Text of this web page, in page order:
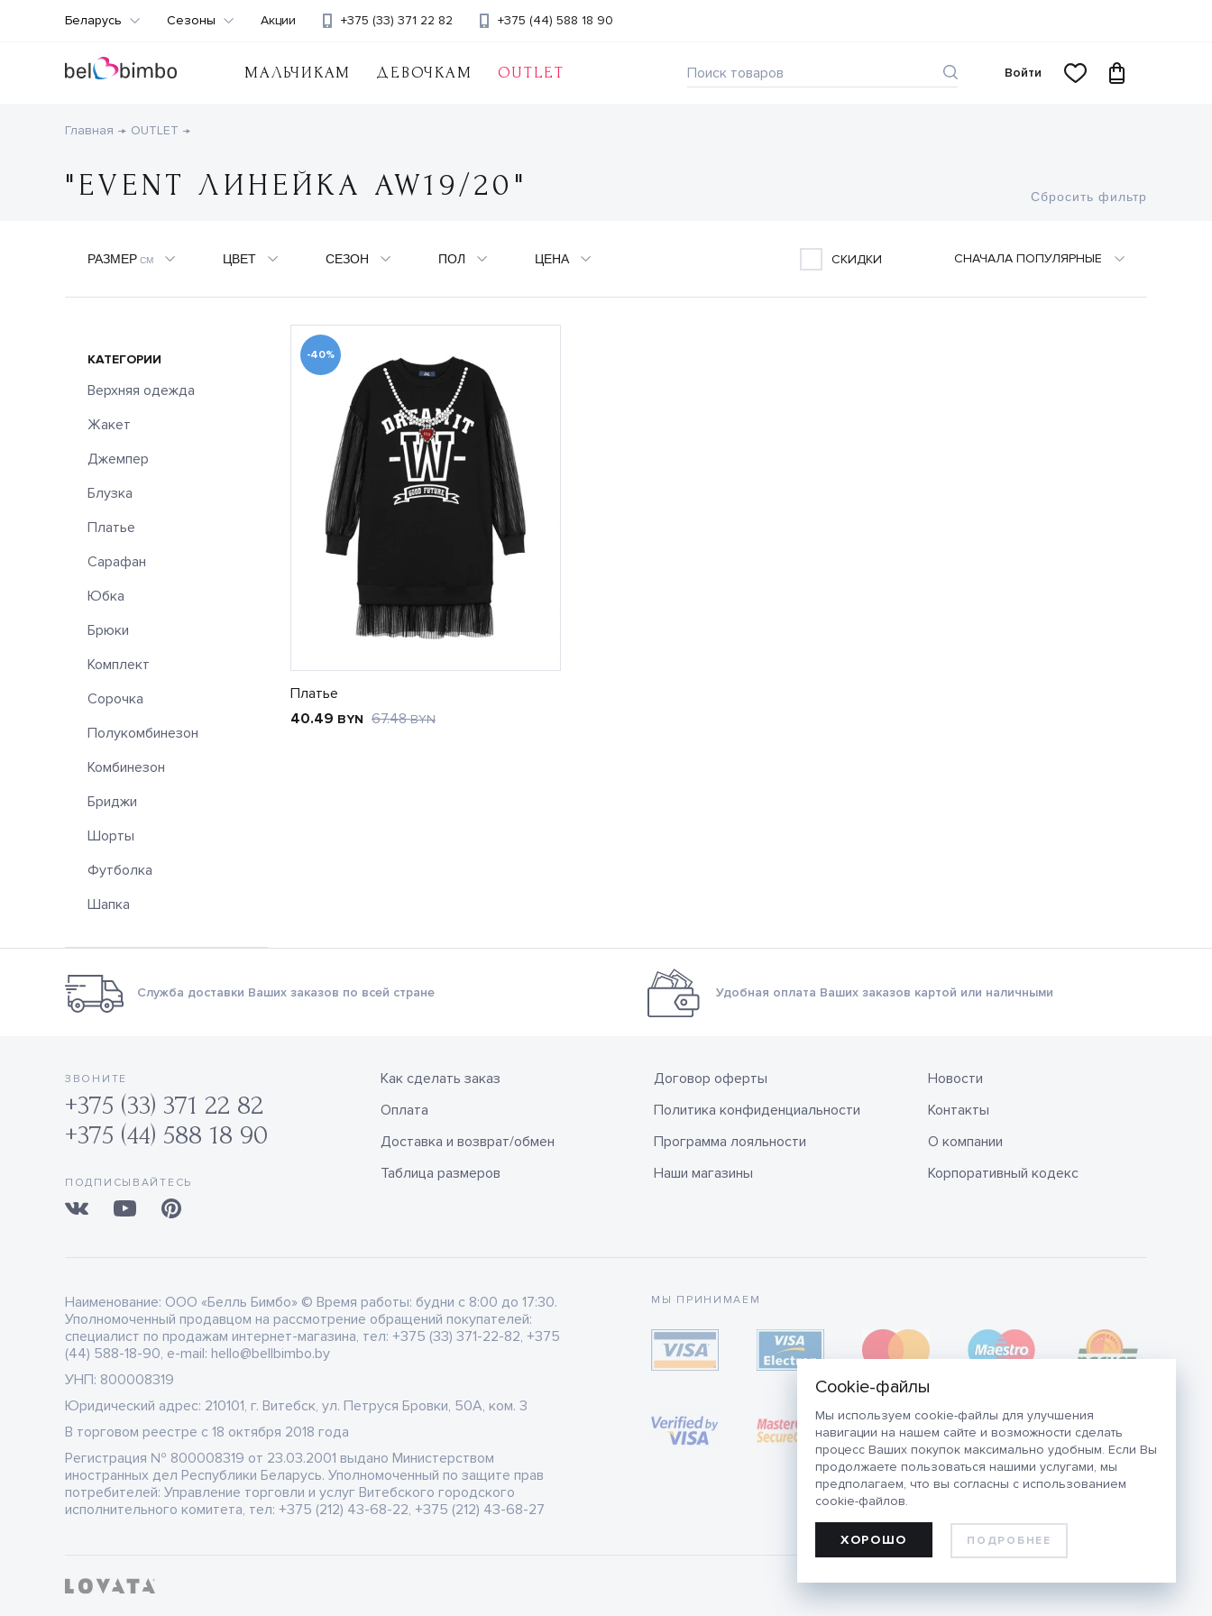
Мы используем cookie-файлы для улучшения
навигации на нашем сайте и возможности сделать
процесс Ваших покупок максимально удобным. Если Вы
продолжаете пользоваться нашими услугами, мы
предполагаем, что вы согласны с использованием
cookie-файлов.
ПОДРОБНЕЕ
ХОРОШО
МАЛЬЧИКАМ ДЕВОЧКАМ OUTLET
+375 (33) 371 22 82 +375 (44) 588 18 90
Беларусь Сезоны Акции
Войти
Главная OUTLET
"EVENT ЛИНЕЙКА AW19/20"
CНАЧАЛА ПОПУЛЯРНЫЕ
Сбросить фильтр
РАЗМЕР СМ ЦВЕТ СЕЗОН ПОЛ ЦЕНА СКИДКИ
КАТЕГОРИИ
Верхняя одежда
Жакет
Джемпер
Блузка
Платье
Сарафан
Юбка
Брюки
Комплект
Сорочка
Полукомбинезон
Комбинезон
Бриджи
Шорты
Футболка
Шапка
-40%
Платье
40.49 BYN 67.48BYN
Служба доставки Ваших заказов по всей стране Удобная оплата Ваших заказов картой или наличными
ЗВОНИТЕ
+375 (33) 371 22 82
+375 (44) 588 18 90
ПОДПИСЫВАЙТЕСЬ
Как сделать заказ
Оплата
Доставка и возврат/обмен
Таблица размеров
Договор оферты
Политика конфиденциальности
Программа лояльности
Наши магазины
Новости
Контакты
О компании
Корпоративный кодекс
Наименование: ООО «Белль Бимбо» © Время работы: будни с 8:00 до 17:30.
Уполномоченный продавцом на рассмотрение обращений покупателей:
специалист по продажам интернет-магазина, тел: +375 (33) 371-22-82, +375
(44) 588-18-90, e-mail: hello@bellbimbo.by
УНП: 800008319
Юридический адрес: 210101, г. Витебск, ул. Петруся Бровки, 50А, ком. 3
В торговом реестре c 18 октября 2018 года
Регистрация № 800008319 от 23.03.2001 выдано Министерством
иностранных дел Республики Беларусь. Уполномоченный по защите прав
потребителей: Управление торговли и услуг Витебского городского
исполнительного комитета, тел: +375 (212) 43-68-22, +375 (212) 43-68-27
МЫ ПРИНИМАЕМ